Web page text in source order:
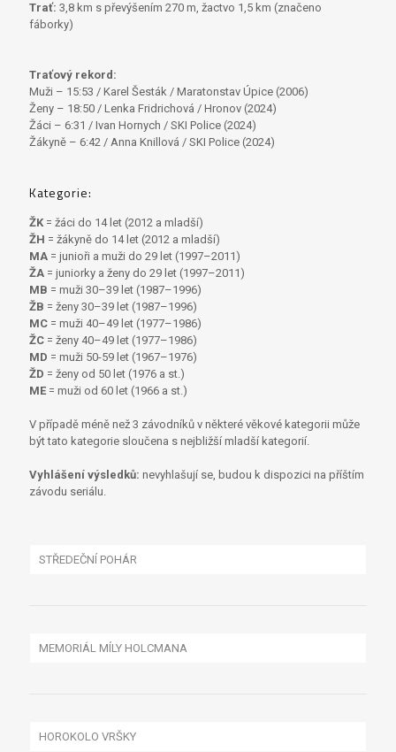
Trať: 3,8 km s převýšením 270 m, žactvo 1,5 km (značeno
fáborky)
Traťový rekord:
Muži – 15:53 / Karel Šesták / Maratonstav Úpice (2006)
Ženy – 18:50 / Lenka Fridrichová / Hronov (2024)
Žáci – 6:31 / Ivan Hornych / SKI Police (2024)
Žákyně – 6:42 / Anna Knillová / SKI Police (2024)
Kategorie:
ŽK = žáci do 14 let (2012 a mladší)
ŽH = žákyně do 14 let (2012 a mladší)
MA = junioři a muži do 29 let (1997–2011)
ŽA = juniorky a ženy do 29 let (1997–2011)
MB = muži 30–39 let (1987–1996)
ŽB = ženy 30–39 let (1987–1996)
MC = muži 40–49 let (1977–1986)
ŽC = ženy 40–49 let (1977–1986)
MD = muži 50-59 let (1967–1976)
ŽD = ženy od 50 let (1976 a st.)
ME = muži od 60 let (1966 a st.)
V případě méně než 3 závodníků v některé věkové kategorii může
být tato kategorie sloučena s nejbližší mladší kategorií.
Vyhlášení výsledků: nevyhlašují se, budou k dispozici na příštím
závodu seriálu.
STŘEDEČNÍ POHÁR
MEMORIÁL MÍLY HOLCMANA
HOROKOLO VRŠKY